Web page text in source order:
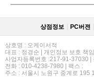
상점정보 PC버젼
상호명 : 오케이서적
대표 : 정경순 | 개인정보 보호 책
사업자등록번호 :217-91-37030
전화 : 010-4238-7980 | 팩스 :
주소 : 서울시 노원구 중계로 195